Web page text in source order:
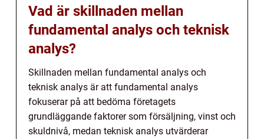
Vad är skillnaden mellan
fundamental analys och teknisk
analys?
Skillnaden mellan fundamental analys och
teknisk analys är att fundamental analys
fokuserar på att bedöma företagets
grundläggande faktorer som försäljning, vinst och
skuldnivå, medan teknisk analys utvärderar